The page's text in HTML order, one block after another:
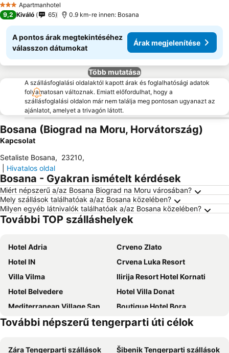
3 KategóriaApartmanhotel
9,2 Kiváló 65 0.9 km-re innen: Bosana
A pontos árak megtekintéséhez
válasszon dátumokat
Árak megjelenítése
Több mutatása
A szállásfoglalási oldalaktól kapott árak és foglalhatósági adatok
folyamatosan változnak. Emiatt előfordulhat, hogy a
szállásfoglalási oldalon már nem találja meg pontosan ugyanazt az
ajánlatot, amelyet a trivagón látott.
Bosana (Biograd na Moru, Horvátország)
Kapcsolat
Setaliste Bosana, 23210,
Hivatalos oldal
Bosana - Gyakran ismételt kérdések
Miért népszerű a/az Bosana Biograd na Moru városában?
Mely szállások találhatóak a/az Bosana közelében?
Milyen egyéb látnivalók találhatóak a/az Bosana közelében?
További TOP szálláshelyek
Hotel Adria
Crveno Zlato
Hotel IN
Crvena Luka Resort
Villa Vilma
Ilirija Resort Hotel Kornati
Hotel Belvedere
Hotel Villa Donat
Mediterranean Village San Antonio
Boutique Hotel Bora
Apartments Vrime
Hotel Murter
Torretta Palace Hotel
Zelena Punta
További népszerű tengerparti úti célok
Zára Tengerparti szállások
Šibenik Tengerparti szállások